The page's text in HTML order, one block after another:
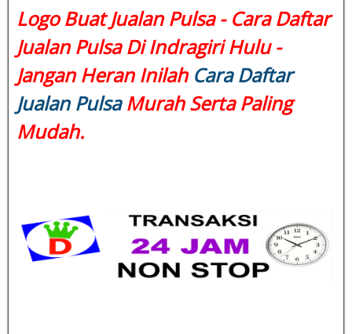
Logo Buat Jualan Pulsa - Cara Daftar
Jualan Pulsa Di Indragiri Hulu -
Jangan Heran Inilah Cara Daftar
Jualan PulsaMurah Serta Paling
Mudah.